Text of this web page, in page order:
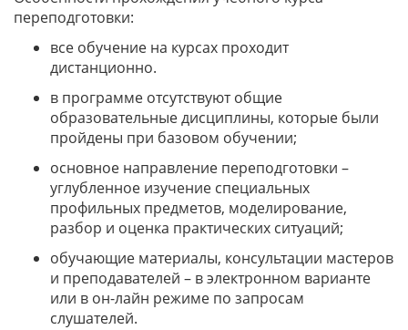
переподготовки:
все обучение на курсах проходит
дистанционно.
в программе отсутствуют общие
образовательные дисциплины, которые были
пройдены при базовом обучении;
основное направление переподготовки –
углубленное изучение специальных
профильных предметов, моделирование,
разбор и оценка практических ситуаций;
обучающие материалы, консультации мастеров
и преподавателей – в электронном варианте
или в он-лайн режиме по запросам
слушателей.